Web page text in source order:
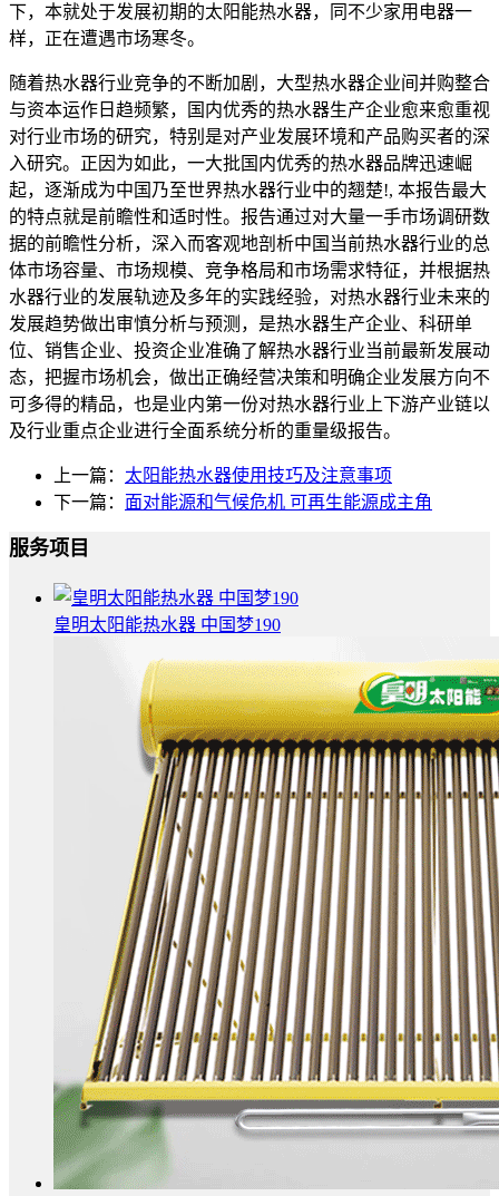
下，本就处于发展初期的太阳能热水器，同不少家用电器一
样，正在遭遇市场寒冬。
随着热水器行业竞争的不断加剧，大型热水器企业间并购整合
与资本运作日趋频繁，国内优秀的热水器生产企业愈来愈重视
对行业市场的研究，特别是对产业发展环境和产品购买者的深
入研究。正因为如此，一大批国内优秀的热水器品牌迅速崛
起，逐渐成为中国乃至世界热水器行业中的翘楚!, 本报告最大
的特点就是前瞻性和适时性。报告通过对大量一手市场调研数
据的前瞻性分析，深入而客观地剖析中国当前热水器行业的总
体市场容量、市场规模、竞争格局和市场需求特征，并根据热
水器行业的发展轨迹及多年的实践经验，对热水器行业未来的
发展趋势做出审慎分析与预测，是热水器生产企业、科研单
位、销售企业、投资企业准确了解热水器行业当前最新发展动
态，把握市场机会，做出正确经营决策和明确企业发展方向不
可多得的精品，也是业内第一份对热水器行业上下游产业链以
及行业重点企业进行全面系统分析的重量级报告。
上一篇： 太阳能热水器使用技巧及注意事项
下一篇： 面对能源和气候危机 可再生能源成主角
服务项目
皇明太阳能热水器 中国梦190